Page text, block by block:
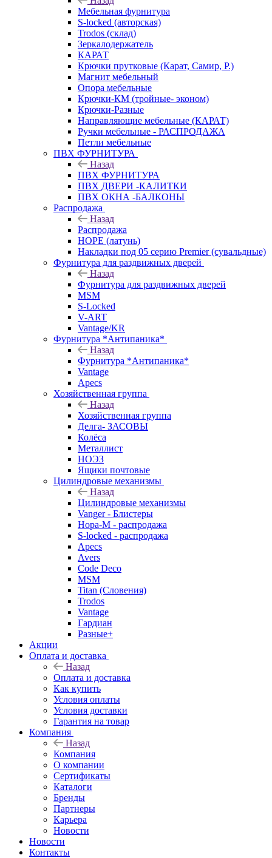
Мебельная фурнитура
S-locked (авторская)
Trodos (склад)
Зеркалодержатель
КАРАТ
Крючки прутковые (Карат, Самир, Р.)
Магнит мебельный
Опора мебельные
Крючки-КМ (тройные- эконом)
Крючки-Разные
Направляющие мебельные (КАРАТ)
Ручки мебельные - РАСПРОДАЖА
Петли мебельные
ПВХ ФУРНИТУРА
Назад
ПВХ ФУРНИТУРА
ПВХ ДВЕРИ -КАЛИТКИ
ПВХ ОКНА -БАЛКОНЫ
Распродажа
Назад
Распродажа
HOPE (латунь)
Накладки под 05 серию Premier (сувальдные)
Фурнитура для раздвижных дверей
Назад
Фурнитура для раздвижных дверей
MSM
S-Locked
V-ART
Vantage/KR
Фурнитура *Антипаника*
Назад
Фурнитура *Антипаника*
Vantage
Apecs
Хозяйственная группа
Назад
Хозяйственная группа
Делга- ЗАСОВЫ
Колёса
Металлист
НОЭЗ
Ящики почтовые
Цилиндровые механизмы
Назад
Цилиндровые механизмы
Vanger - Блистеры
Нора-М - распродажа
S-locked - распродажа
Apecs
Avers
Code Deco
MSM
Titan (Словения)
Trodos
Vantage
Гардиан
Разные+
Акции
Оплата и доставка
Назад
Оплата и доставка
Как купить
Условия оплаты
Условия доставки
Гарантия на товар
Компания
Назад
Компания
О компании
Сертификаты
Каталоги
Бренды
Партнеры
Карьера
Новости
Новости
Контакты